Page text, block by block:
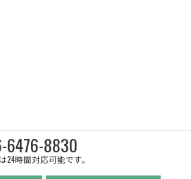
6476-8830
24時間対応可能です。